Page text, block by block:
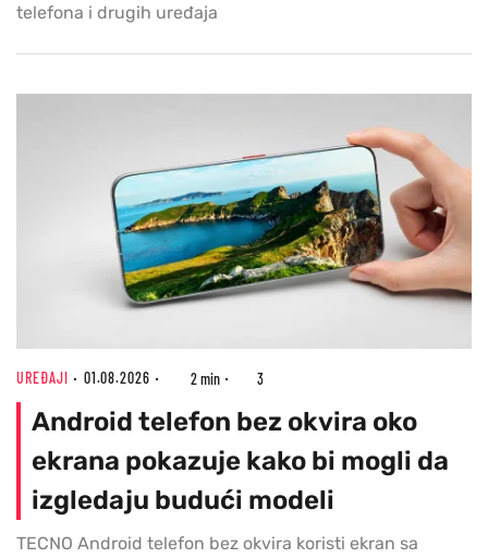
telefona i drugih uređaja
UREĐAJI 01.08.2026 2 min 3
Android telefon bez okvira oko
ekrana pokazuje kako bi mogli da
izgledaju budući modeli
TECNO Android telefon bez okvira koristi ekran sa